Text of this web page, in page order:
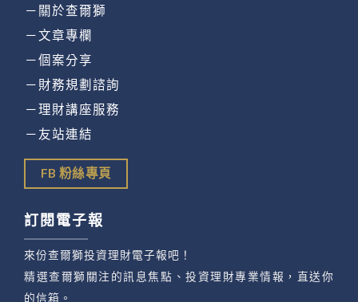
－關於查爾獅
－文章專欄
－個案分享
－財務規劃諮詢
－理財講座服務
－友站連結
FB 粉絲專頁
訂閱電子報
來份查爾獅投資理財電子報吧！
精選查爾獅關注的訊息焦點、投資理財專業情報，直送你
的信箱。